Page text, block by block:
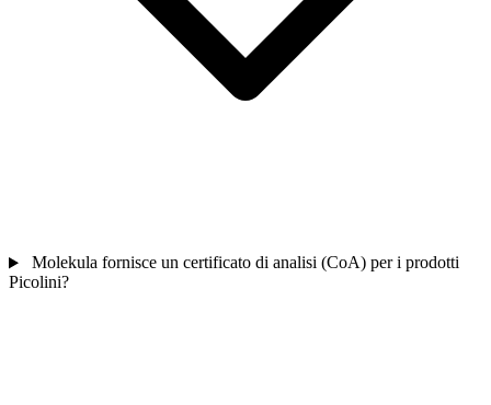
Molekula fornisce un certificato di analisi (CoA) per i prodotti
Picolini?